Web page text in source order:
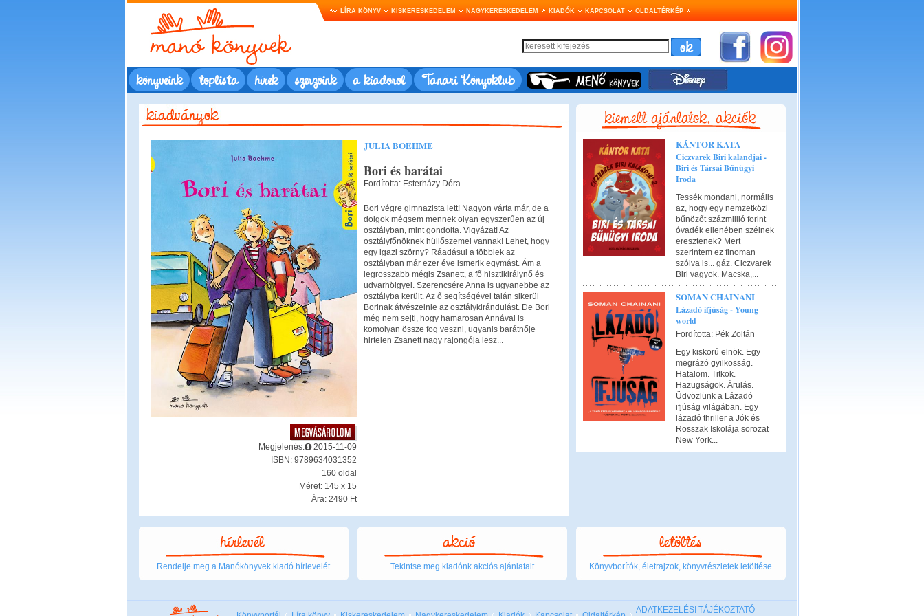
LÍRA KÖNYV KISKERESKEDELEM NAGYKERESKEDELEM KIADÓK KAPCSOLAT OLDALTÉRKÉP
könyveink toplista hírek szerzőink a kiadóról Tanári Könyvklub
Megjelenés:
2015-11-09
ISBN: 9789634031352
160 oldal
Méret: 145 x 15
Ára: 2490 Ft
JULIA BOEHME
Bori és barátai
Fordította: Esterházy Dóra
Bori végre gimnazista lett! Nagyon várta már, de a
dolgok mégsem mennek olyan egyszerűen az új
osztályban, mint gondolta. Vigyázat! Az
osztályfőnöknek hüllőszemei vannak! Lehet, hogy
egy igazi szörny? Ráadásul a többiek az
osztályban már ezer éve ismerik egymást. Ám a
legrosszabb mégis Zsanett, a fő hisztikirálynő és
udvarhölgyei. Szerencsére Anna is ugyanebbe az
osztályba került. Az ő segítségével talán sikerül
Borinak átvészelnie az osztálykirándulást. De Bori
még nem sejti, hogy hamarosan Annával is
komolyan össze fog veszni, ugyanis barátnője
hirtelen Zsanett nagy rajongója lesz...
KÁNTOR KATA
Ciczvarek Biri kalandjai -
Biri és Társai Bűnügyi
Iroda
Tessék mondani, normális
az, hogy egy nemzetközi
bűnözőt százmillió forint
óvadék ellenében szélnek
eresztenek? Mert
szerintem ez finoman
szólva is... gáz. Ciczvarek
Biri vagyok. Macska,...
SOMAN CHAINANI
Lázadó ifjúság - Young
world
Fordította: Pék Zoltán
Egy kiskorú elnök. Egy
megrázó gyilkosság.
Hatalom. Titkok.
Hazugságok. Árulás.
Üdvözlünk a Lázadó
ifjúság világában. Egy
lázadó thriller a Jók és
Rosszak Iskolája sorozat
New York...
Rendelje meg a Manókönyvek kiadó hírlevelét Tekintse meg kiadónk akciós ajánlatait Könyvborítók, életrajzok, könyvrészletek letöltése
ADATKEZELÉSI TÁJÉKOZTATÓ